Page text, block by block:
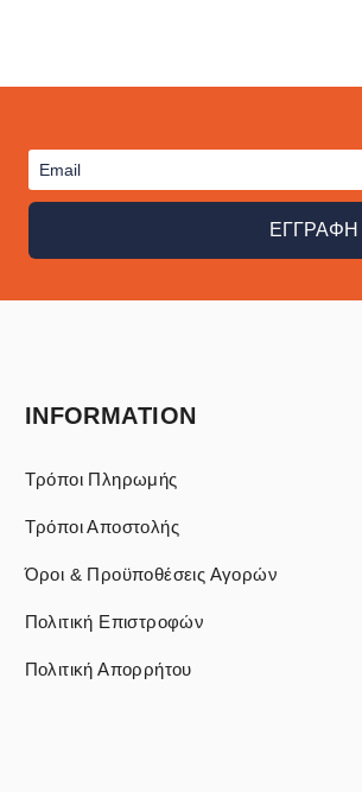
ΕΓΓΡΑΦΗ
INFORMATION
Τρόποι Πληρωμής
Τρόποι Αποστολής
Όροι & Προϋποθέσεις Αγορών
Πολιτική Επιστροφών
Πολιτική Απορρήτου